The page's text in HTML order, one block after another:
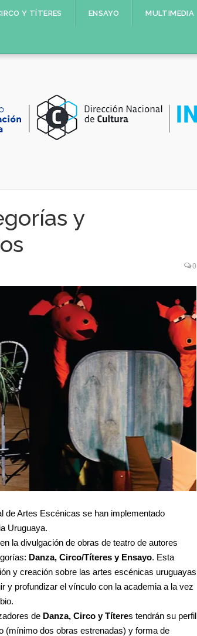
Y TÍTERES ENSAYO MULTIMEDIA
y
0
de Artes Escénicas se han implementado
Uruguaya.
la divulgación de obras de teatro de autores
Danza, Circo/Títeres y Ensayo. Esta
y creación sobre las artes escénicas uruguayas
y profundizar el vínculo con la academia a la vez
de Danza, Circo y Títeres tendrán su perfil
(mínimo dos obras estrenadas) y forma de